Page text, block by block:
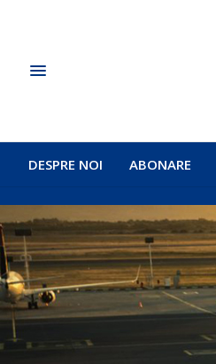
DESPRE NOI ABONARE